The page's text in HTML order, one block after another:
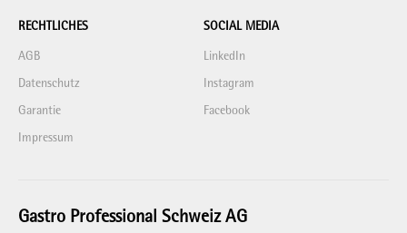
RECHTLICHES
AGB
Datenschutz
Garantie
Impressum
SOCIAL MEDIA
LinkedIn
Instagram
Facebook
Gastro Professional Schweiz AG